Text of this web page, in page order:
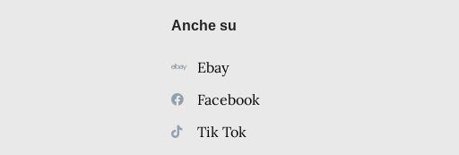
Anche su
Ebay
Facebook
Tik Tok